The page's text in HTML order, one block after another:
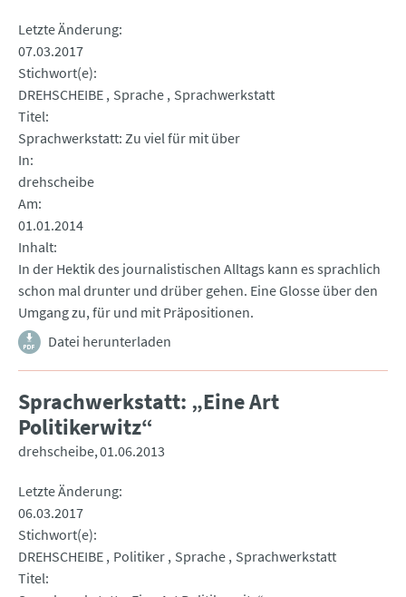
Letzte Änderung
07.03.2017
Stichwort(e)
DREHSCHEIBE Sprache Sprachwerkstatt
Titel
Sprachwerkstatt: Zu viel für mit über
In
drehscheibe
Am
01.01.2014
Inhalt
In der Hektik des journalistischen Alltags kann es sprachlich
schon mal drunter und drüber gehen. Eine Glosse über den
Umgang zu, für und mit Präpositionen.
Datei herunterladen
Sprachwerkstatt: „Eine Art
Politikerwitz“
drehscheibe 01.06.2013
Letzte Änderung
06.03.2017
Stichwort(e)
DREHSCHEIBE Politiker Sprache Sprachwerkstatt
Titel